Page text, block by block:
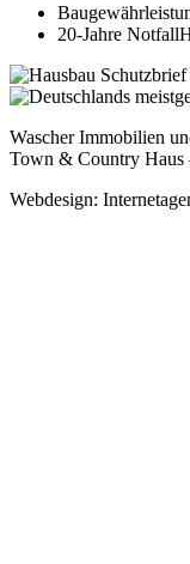
20-Jahre
Wascher Immobilien
Town & Country Haus
Webdesign: